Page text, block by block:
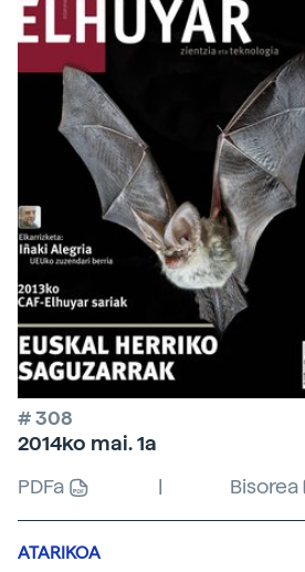
# 308
2014ko mai. 1a
PDFa
| Bisorea
ATARIKOA